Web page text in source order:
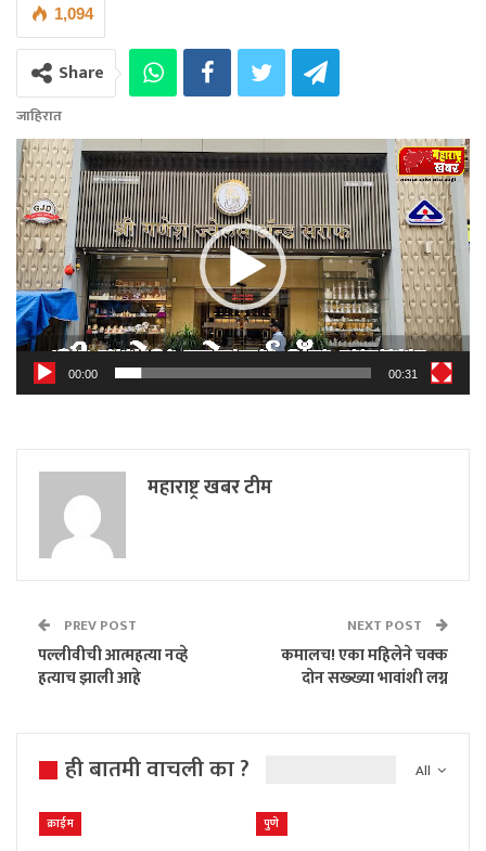
1,094
Share
जाहिरात
Video
Player
00:00 00:31
महाराष्ट्र खबर टीम
PREV POST
पल्लीवीची आत्महत्या नव्हे
हत्याच झाली आहे
NEXT POST
कमालच! एका महिलेने चक्क
दोन सख्ख्या भावांशी लग्न
All
ही बातमी वाचली का ?
क्राईम पुणे